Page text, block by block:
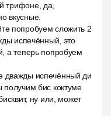
трифоне, да,
вкусные.
попробуем сложить 2
испечённый, это
а теперь попробуем
дважды испечённый ди
получим бис коктуме
ну или, может